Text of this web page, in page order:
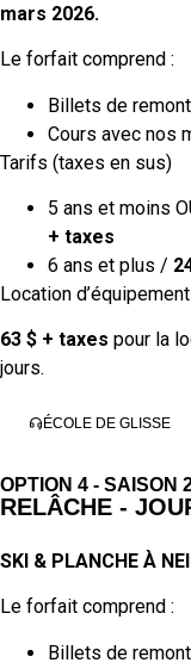
mars 2026.
Le forfait comprend :
Billets de
Cours avec nos
Tarifs (taxes en sus)
5 ans et moins
+ taxes
6 ans et plus /
Location
63 $ + taxes pour la
jours.
ÉCOLE DE GLISSE
OPTION 4 - SAISON
RELÂCHE -
SKI & PLANCHE À
Le forfait comprend :
Billets de